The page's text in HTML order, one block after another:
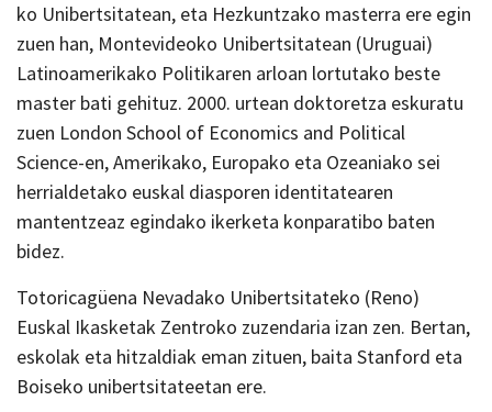
ko Unibertsitatean, eta Hezkuntzako masterra ere egin
zuen han, Montevideoko Unibertsitatean (Uruguai)
Latinoamerikako Politikaren arloan lortutako beste
master bati gehituz. 2000. urtean doktoretza eskuratu
zuen London School of Economics and Political
Science-en, Amerikako, Europako eta Ozeaniako sei
herrialdetako euskal diasporen identitatearen
mantentzeaz egindako ikerketa konparatibo baten
bidez.
Totoricagüena Nevadako Unibertsitateko (Reno)
Euskal Ikasketak Zentroko zuzendaria izan zen. Bertan,
eskolak eta hitzaldiak eman zituen, baita Stanford eta
Boiseko unibertsitateetan ere.